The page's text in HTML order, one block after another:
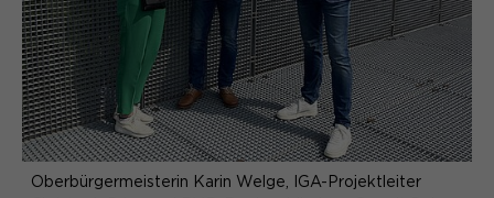
Oberbürgermeisterin Karin Welge, IGA-Projektleiter